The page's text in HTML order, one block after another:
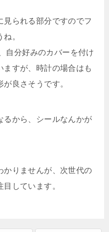
見られる部分ですのでフ
。
自分好みのカバーを付け
ますが、時計の場合はも
良さそうです。
るから、シールなんかが
かりませんが、次世代の
しています。